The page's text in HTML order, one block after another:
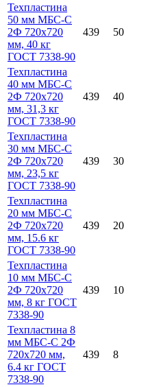
Техпластина
50 мм МБС-С
2Ф 720х720
мм, 40 кг
ГОСТ 7338-90
439 50
Техпластина
40 мм МБС-С
2Ф 720х720
мм, 31,3 кг
ГОСТ 7338-90
439 40
Техпластина
30 мм МБС-С
2Ф 720х720
мм, 23,5 кг
ГОСТ 7338-90
439 30
Техпластина
20 мм МБС-С
2Ф 720х720
мм, 15.6 кг
ГОСТ 7338-90
439 20
Техпластина
10 мм МБС-С
2Ф 720х720
мм, 8 кг ГОСТ
7338-90
439 10
Техпластина 8
мм МБС-С 2Ф
720х720 мм,
6.4 кг ГОСТ
7338-90
439 8